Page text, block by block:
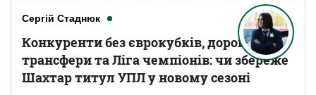
Сергій Стаднюк
Конкуренти без єврокубків, дорогі
трансфери та Ліга чемпіонів: чи збереже
Шахтар титул УПЛ у новому сезоні